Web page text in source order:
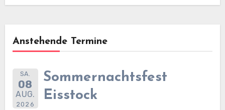
Anstehende Termine
SA.
08
AUG.
2026
Sommernachtsfest
Eisstock